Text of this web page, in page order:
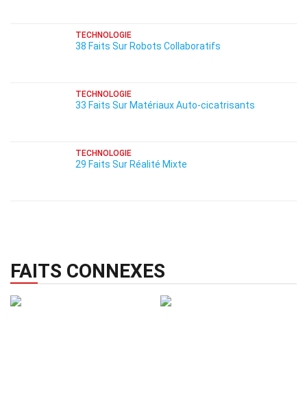
TECHNOLOGIE
38 Faits Sur Robots Collaboratifs
TECHNOLOGIE
33 Faits Sur Matériaux Auto-cicatrisants
TECHNOLOGIE
29 Faits Sur Réalité Mixte
FAITS CONNEXES